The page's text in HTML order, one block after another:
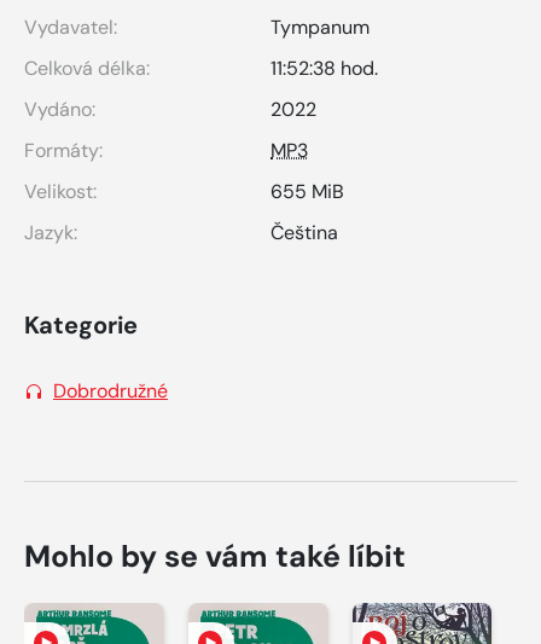
Vydavatel:
Tympanum
Celková délka:
11:52:38 hod.
Vydáno:
2022
Formáty:
MP3
Velikost:
655 MiB
Jazyk:
Čeština
Kategorie
Dobrodružné
Mohlo by se vám také líbit